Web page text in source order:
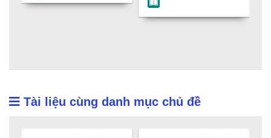
Tài liệu cùng danh mục chủ đề